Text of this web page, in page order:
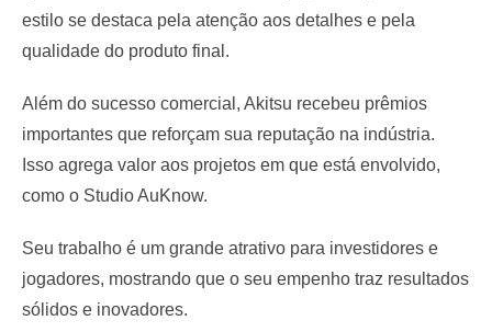
estilo se destaca pela atenção aos detalhes e pela
qualidade do produto final.
Além do sucesso comercial, Akitsu recebeu prêmios
importantes que reforçam sua reputação na indústria.
Isso agrega valor aos projetos em que está envolvido,
como o Studio AuKnow.
Seu trabalho é um grande atrativo para investidores e
jogadores, mostrando que o seu empenho traz resultados
sólidos e inovadores.